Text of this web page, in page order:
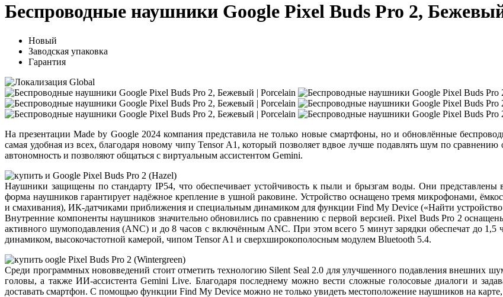
Беспроводные наушники Google Pixel Buds Pro 2,
Новый
Заводская упаковка
Гарантия
На презентации Made by Google 2024 компания представила не только новые смартфоны, но и обновлённые
самая удобная из всех, благодаря новому чипу Tensor A1, который позволяет вдвое лучше подавлять шум по
автономность и позволяют общаться с виртуальным ассистентом Gemini.
Наушники защищены по стандарту IP54, что обеспечивает устойчивость к пыли и брызгам воды. Они представлены
форма наушников гарантирует надёжное крепление в ушной раковине. Устройство оснащено тремя микрофонами,
и смахивания), ИК-датчиками приближения и специальным динамиком для функции Find My Device («Найти
Внутренние компоненты наушников значительно обновились по сравнению с первой версией. Pixel Buds Pro 2
активного шумоподавления (ANC) и до 8 часов с включённым ANC. При этом всего 5 минут зарядки обеспечат до
динамиком, высокочастотной камерой, чипом Tensor A1 и сверхширокополосным модулем Bluetooth 5.4.
Среди программных нововведений стоит отметить технологию Silent Seal 2.0 для улучшенного подавления внешних
головы, а также ИИ-ассистента Gemini Live. Благодаря последнему можно вести сложные голосовые диалоги и
доставать смартфон. С помощью функции Find My Device можно не только увидеть местоположение наушников на